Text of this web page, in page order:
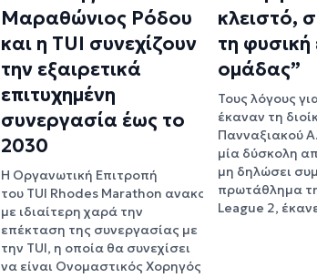
Μαραθώνιος Ρόδου
και η TUI συνεχίζουν
την εξαιρετικά
επιτυχημένη
συνεργασία έως το
2030
Η Οργανωτική Επιτροπή
του TUI Rhodes Marathon ανακοινώνει
με ιδιαίτερη χαρά την
επέκταση της συνεργασίας με
την TUI, η οποία θα συνεχίσει
να είναι Ονομαστικός Χορηγός
κλειστό,
τη
ομάδας”
Τους λόγους
έκαναν τη
Πανναξιακού
μία δύσκολη
μη δηλώσει
πρωτάθλημα
League 2,